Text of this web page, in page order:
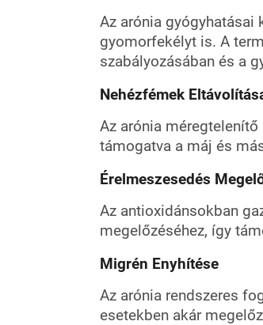
Az arónia gyógyhatásai
gyomorfekélyt is. A
szabályozásában és a
Nehézfémek
Az arónia
támogatva a máj és
Érelmeszesedés
Az antioxidánsokban
megelőzéséhez, így
Migrén Enyhítése
Az arónia rendszeres
esetekben akár